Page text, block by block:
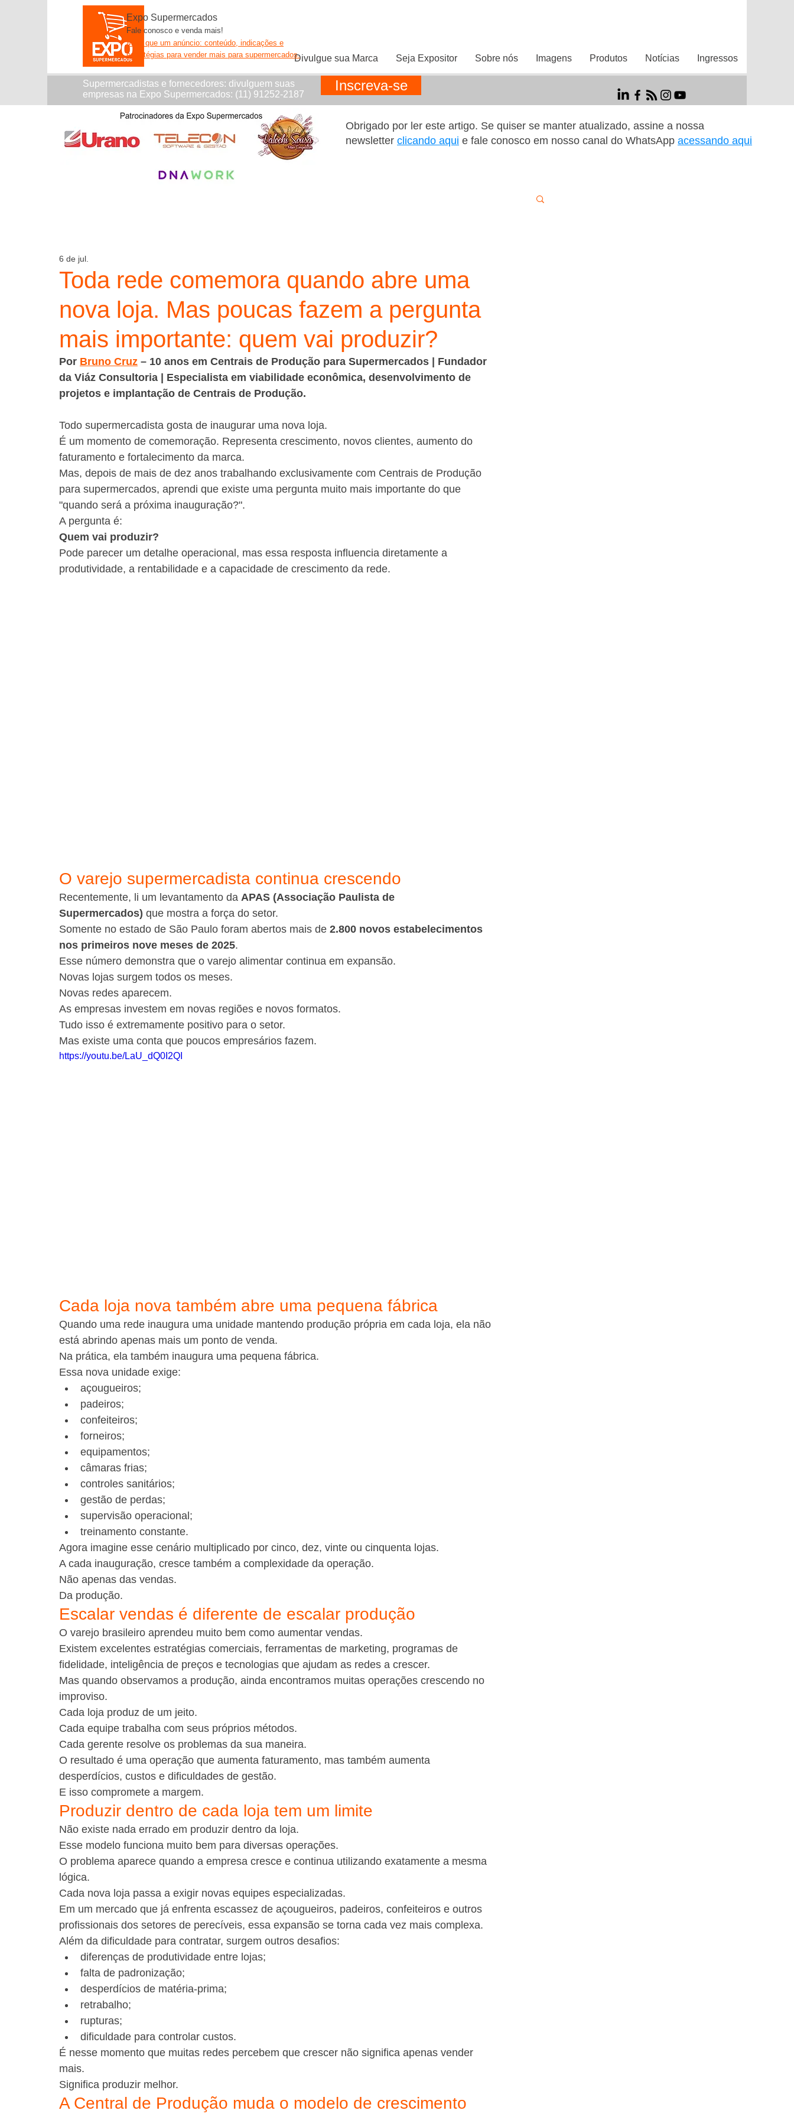
Divulgue sua Marca Seja Expositor Sobre nós Imagens Produtos Notícias Ingressos
Expo Supermercados
Fale conosco e venda mais!
Mais que um anúncio: conteúdo, indicações e
estratégias para vender mais para supermercados.
Supermercadistas e fornecedores: divulguem suas
empresas na Expo Supermercados: (11) 91252-2187
Inscreva-se
Obrigado por ler este artigo. Se quiser se manter atualizado, assine a nossa
newsletter clicando aqui e fale conosco em nosso canal do WhatsApp acessando aqui
Toda rede comemora quando abre uma
nova loja. Mas poucas fazem a pergunta
mais importante: quem vai produzir?
6 de jul.
Por Bruno Cruz – 10 anos em Centrais de Produção para Supermercados | Fundador
da Viáz Consultoria | Especialista em viabilidade econômica, desenvolvimento de
projetos e implantação de Centrais de Produção.
Todo supermercadista gosta de inaugurar uma nova loja.
É um momento de comemoração. Representa crescimento, novos clientes, aumento do
faturamento e fortalecimento da marca.
Mas, depois de mais de dez anos trabalhando exclusivamente com Centrais de Produção
para supermercados, aprendi que existe uma pergunta muito mais importante do que
"quando será a próxima inauguração?".
A pergunta é:
Quem vai produzir?
Pode parecer um detalhe operacional, mas essa resposta influencia diretamente a
produtividade, a rentabilidade e a capacidade de crescimento da rede.
O varejo supermercadista continua crescendo
Recentemente, li um levantamento da APAS (Associação Paulista de
Supermercados) que mostra a força do setor.
Somente no estado de São Paulo foram abertos mais de 2.800 novos estabelecimentos
nos primeiros nove meses de 2025.
Esse número demonstra que o varejo alimentar continua em expansão.
Novas lojas surgem todos os meses.
Novas redes aparecem.
As empresas investem em novas regiões e novos formatos.
Tudo isso é extremamente positivo para o setor.
Mas existe uma conta que poucos empresários fazem.
https://youtu.be/LaU_dQ0I2QI
Cada loja nova também abre uma pequena fábrica
Quando uma rede inaugura uma unidade mantendo produção própria em cada loja, ela não
está abrindo apenas mais um ponto de venda.
Na prática, ela também inaugura uma pequena fábrica.
Essa nova unidade exige:
açougueiros;
padeiros;
confeiteiros;
forneiros;
equipamentos;
câmaras frias;
controles sanitários;
gestão de perdas;
supervisão operacional;
treinamento constante.
Agora imagine esse cenário multiplicado por cinco, dez, vinte ou cinquenta lojas.
A cada inauguração, cresce também a complexidade da operação.
Não apenas das vendas.
Da produção.
Escalar vendas é diferente de escalar produção
O varejo brasileiro aprendeu muito bem como aumentar vendas.
Existem excelentes estratégias comerciais, ferramentas de marketing, programas de
fidelidade, inteligência de preços e tecnologias que ajudam as redes a crescer.
Mas quando observamos a produção, ainda encontramos muitas operações crescendo no
improviso.
Cada loja produz de um jeito.
Cada equipe trabalha com seus próprios métodos.
Cada gerente resolve os problemas da sua maneira.
O resultado é uma operação que aumenta faturamento, mas também aumenta
desperdícios, custos e dificuldades de gestão.
E isso compromete a margem.
Produzir dentro de cada loja tem um limite
Não existe nada errado em produzir dentro da loja.
Esse modelo funciona muito bem para diversas operações.
O problema aparece quando a empresa cresce e continua utilizando exatamente a mesma
lógica.
Cada nova loja passa a exigir novas equipes especializadas.
Em um mercado que já enfrenta escassez de açougueiros, padeiros, confeiteiros e outros
profissionais dos setores de perecíveis, essa expansão se torna cada vez mais complexa.
Além da dificuldade para contratar, surgem outros desafios:
diferenças de produtividade entre lojas;
falta de padronização;
desperdícios de matéria-prima;
retrabalho;
rupturas;
dificuldade para controlar custos.
É nesse momento que muitas redes percebem que crescer não significa apenas vender
mais.
Significa produzir melhor.
A Central de Produção muda o modelo de crescimento